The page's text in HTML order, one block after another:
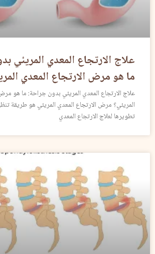
علاج الارتجاع المعدي المريئي
ما هو مرض الارتجاع المعدي
علاج الارتجاع المعدي المريئي بدون جراحة: ما هو
المريئي؟ مرض الارتجاع المعدي المريئي هو طريقة
تطويرها لعلاج الارتجاع المعدي